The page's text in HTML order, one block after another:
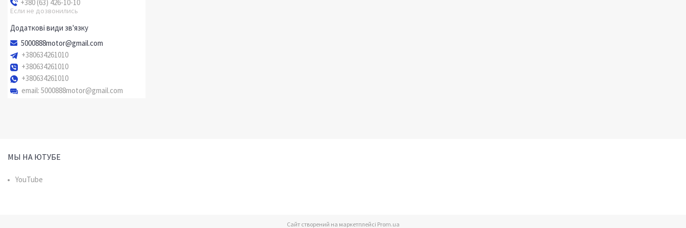
+380 (63) 426-10-10
Если не дозвонились
5000888motor@gmail.com
+380634261010
+380634261010
+380634261010
email 5000888motor@gmail.com
МЫ НА ЮТУБЕ
YouTube
Сайт створений на маркетплейсі Prom.ua